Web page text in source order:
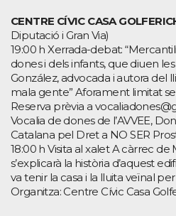
CENTRE CÍVIC CASA
Diputació i Gran Via)
19:00 h Xerrada-debat:
dones i dels infants, que diuen
González, advocada i autora del
mala gente” Aforament limitat
Reserva prèvia a
Vocalia de dones de l’AVVEE,
Catalana pel Dret a NO SER
18:00 h Visita al xalet A càrrec
s’explicarà la història d’aquest
va tenir la casa i la lluita veïnal
Organitza: Centre Cívic Casa